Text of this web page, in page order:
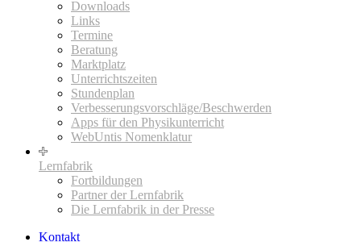
Downloads
Links
Termine
Beratung
Marktplatz
Unterrichtszeiten
Stundenplan
Verbesserungsvorschläge/Beschwerden
Apps für den Physikunterricht
WebUntis Nomenklatur
Lernfabrik
Fortbildungen
Partner der Lernfabrik
Die Lernfabrik in der Presse
Kontakt